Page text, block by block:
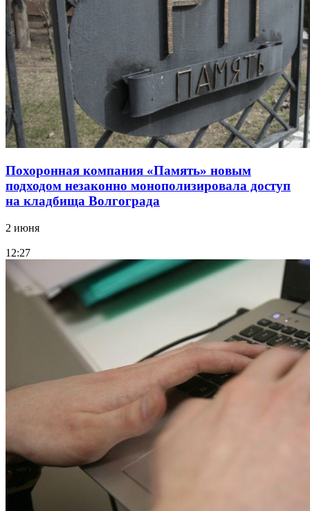
Похоронная компания «Память» новым
подходом незаконно монополизировала доступ
на кладбища Волгограда
2 июня
12:27